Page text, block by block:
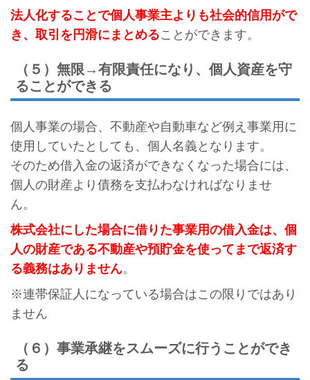
法人化することで個人事業主よりも社会的信用がで
き、取引を円滑にまとめることができます。
（５）無限→有限責任になり、個人資産を守
ることができる
個人事業の場合、不動産や自動車など例え事業用に
使用していたとしても、個人名義となります。
そのため借入金の返済ができなくなった場合には、
個人の財産より債務を支払わなければなりませ
ん。
株式会社にした場合に借りた事業用の借入金は、個
人の財産である不動産や預貯金を使ってまで返済す
る義務はありません。
※連帯保証人になっている場合はこの限りではあり
ません
（６）事業承継をスムーズに行うことができ
る